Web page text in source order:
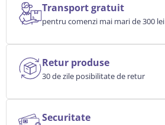
Transport gratuit
pentru comenzi mai mari de 300 lei
Retur produse
30 de zile posibilitate de retur
Securitate